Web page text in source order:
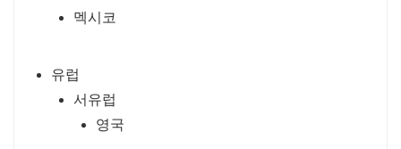
멕시코
유럽
서유럽
영국